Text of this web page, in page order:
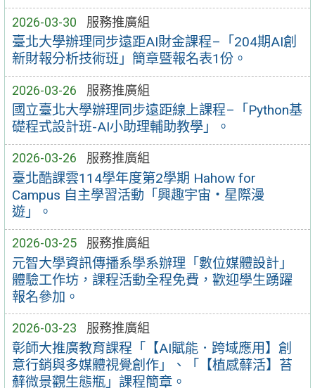
2026-03-30 服務推廣組
臺北大學辦理同步遠距AI財金課程–「204期AI創
新財報分析技術班」簡章暨報名表1份。
2026-03-26 服務推廣組
國立臺北大學辦理同步遠距線上課程–「Python基
礎程式設計班-AI小助理輔助教學」。
2026-03-26 服務推廣組
臺北酷課雲114學年度第2學期 Hahow for
Campus 自主學習活動「興趣宇宙‧星際漫
遊」。
2026-03-25 服務推廣組
元智大學資訊傳播系學系辦理「數位媒體設計」
體驗工作坊，課程活動全程免費，歡迎學生踴躍
報名參加。
2026-03-23 服務推廣組
彰師大推廣教育課程「【AI賦能．跨域應用】創
意行銷與多媒體視覺創作」、「【植感蘚活】苔
蘚微景觀生態瓶」課程簡章。